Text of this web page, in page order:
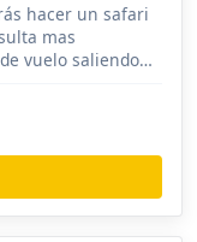
hacer un safari
mas
vuelo saliendo